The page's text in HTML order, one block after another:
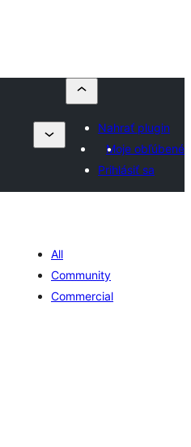
Nahrať plugin
Moje obľúbené
Prihlásiť sa
All
Community
Commercial